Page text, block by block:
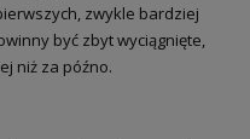
zwykle bardziej
być zbyt wyciągnięte,
niż za późno.